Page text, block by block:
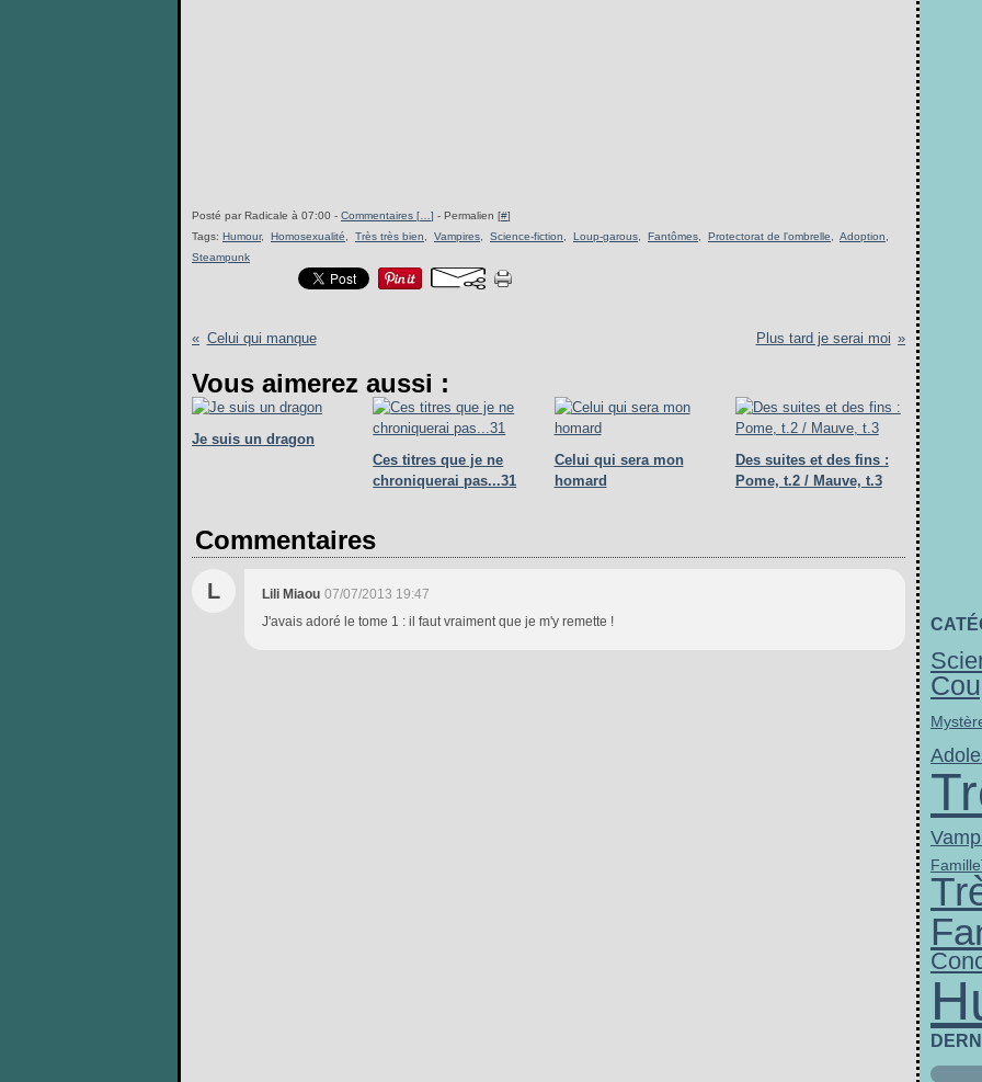
Posté par Radicale à 07:00 - Commentaires [ ] - Permalien [#]
Tags: Humour, Homosexualité Très très bien Vampires Science-fiction Loup-garous Fantômes Protectorat de l'ombrelle Adoption
Steampunk
Celui qui manque Plus tard je serai moi
Vous aimerez aussi :
Je suis un dragon
Ces titres que je ne
chroniquerai pas...31
Celui qui sera mon
homard
Des suites et des fins :
Pome, t.2 / Mauve, t.3
Commentaires
L Lili Miaou 07/07/2013 19:47
J'avais adoré le tome 1 : il faut vraiment que je m'y remette !
Famille